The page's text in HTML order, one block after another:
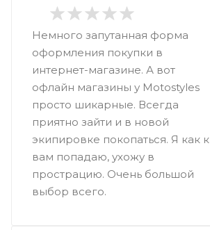
Немного запутанная форма
оформления покупки в
интернет-магазине. А вот
офлайн магазины у Motostyles
просто шикарные. Всегда
приятно зайти и в новой
экипировке покопаться. Я как к
вам попадаю, ухожу в
прострацию. Очень большой
выбор всего.